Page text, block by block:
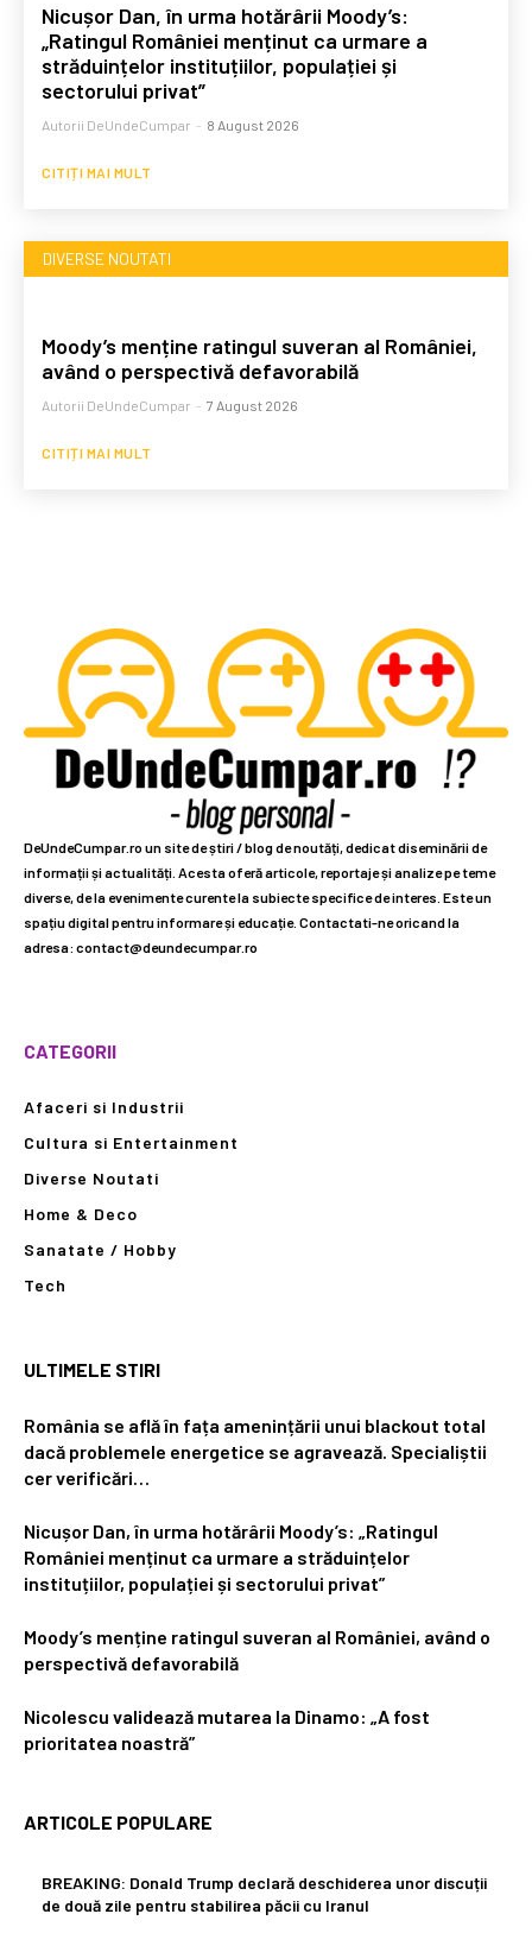
Nicușor Dan, în urma hotărârii Moody’s:
„Ratingul României menținut ca urmare a
străduințelor instituțiilor, populației și
sectorului privat”
Autorii DeUndeCumpar - 8 August 2026
CITIȚI MAI MULT
DIVERSE NOUTATI
Moody’s menține ratingul suveran al României,
având o perspectivă defavorabilă
Autorii DeUndeCumpar - 7 August 2026
CITIȚI MAI MULT
DeUndeCumpar.ro un site de știri / blog de noutăți, dedicat diseminării de
informații și actualități. Acesta oferă articole, reportaje și analize pe teme
diverse, de la evenimente curente la subiecte specifice de interes. Este un
spațiu digital pentru informare și educație. Contactati-ne oricand la
adresa: contact@deundecumpar.ro
CATEGORII
Afaceri si Industrii
Cultura si Entertainment
Diverse Noutati
Home & Deco
Sanatate / Hobby
Tech
ULTIMELE STIRI
România se află în fața amenințării unui blackout total
dacă problemele energetice se agravează. Specialiștii
cer verificări…
Nicușor Dan, în urma hotărârii Moody’s: „Ratingul
României menținut ca urmare a străduințelor
instituțiilor, populației și sectorului privat”
Moody’s menține ratingul suveran al României, având o
perspectivă defavorabilă
Nicolescu validează mutarea la Dinamo: „A fost
prioritatea noastră”
ARTICOLE POPULARE
BREAKING: Donald Trump declară deschiderea unor discuții
de două zile pentru stabilirea păcii cu Iranul